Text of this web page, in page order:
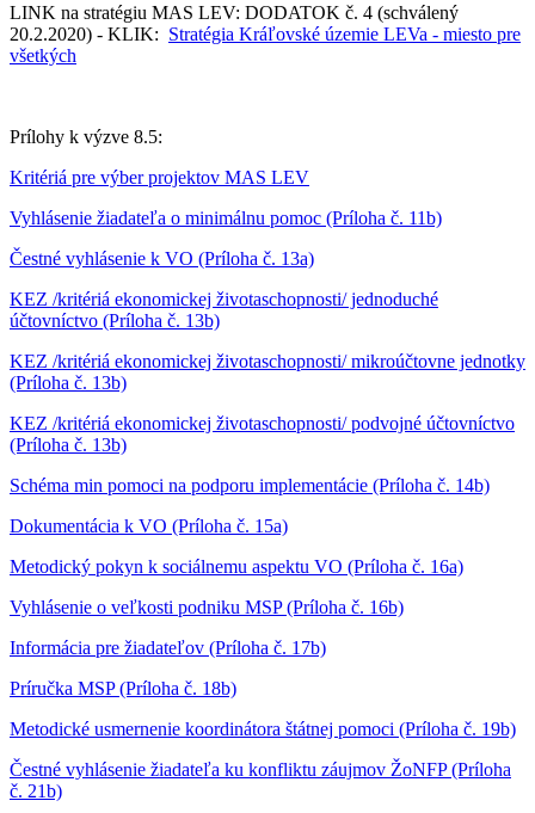
LINK na stratégiu MAS LEV: DODATOK č. 4 (schválený
20.2.2020) - KLIK: Stratégia Kráľovské územie LEVa - miesto pre
všetkých
Prílohy k výzve 8.5:
Kritériá pre výber projektov MAS LEV
Vyhlásenie žiadateľa o minimálnu pomoc (Príloha č. 11b)
Čestné vyhlásenie k VO (Príloha č. 13a)
KEZ /kritériá ekonomickej životaschopnosti/ jednoduché
účtovníctvo (Príloha č. 13b)
KEZ /kritériá ekonomickej životaschopnosti/ mikroúčtovne jednotky
(Príloha č. 13b)
KEZ /kritériá ekonomickej životaschopnosti/ podvojné účtovníctvo
(Príloha č. 13b)
Schéma min pomoci na podporu implementácie (Príloha č. 14b)
Dokumentácia k VO (Príloha č. 15a)
Metodický pokyn k sociálnemu aspektu VO (Príloha č. 16a)
Vyhlásenie o veľkosti podniku MSP (Príloha č. 16b)
Informácia pre žiadateľov (Príloha č. 17b)
Príručka MSP (Príloha č. 18b)
Metodické usmernenie koordinátora štátnej pomoci (Príloha č. 19b)
Čestné vyhlásenie žiadateľa ku konfliktu záujmov ŽoNFP (Príloha
č. 21b)